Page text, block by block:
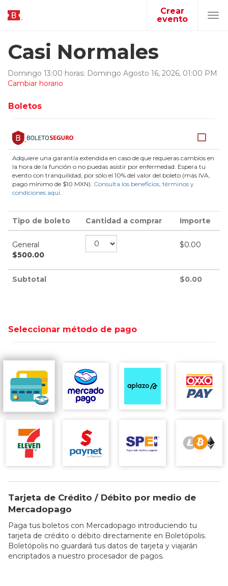
Crear
evento
Casi Normales
Domingo 13:00 horas: Domingo Agosto 16, 2026, 01:00 PM
Cambiar horario
Boletos
Adquiere una garantía extendida en caso de que requieras cambios en
la hora de la función o no puedas asistir por enfermedad. Espera tu
evento con tranquilidad, por sólo el 10% del valor del boleto (más IVA,
pago mínimo de $10 MXN). Consulta los beneficios, términos y
condiciones aquí.
Tipo de boleto Cantidad a comprar Importe
General
$500.00
$0.00
Subtotal $0.00
Seleccionar método de pago
Tarjeta de Crédito / Débito por medio de
Mercadopago
Paga tus boletos con Mercadopago introduciendo tu
tarjeta de crédito o débito directamente en Boletópolis.
Boletópolis no guardará tus datos de tarjeta y viajarán
encriptados a nuestro procesador de pagos.